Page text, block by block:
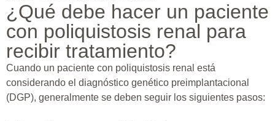
¿Qué debe hacer un paciente
con poliquistosis renal para
recibir tratamiento?
Cuando un paciente con poliquistosis renal está
considerando el diagnóstico genético preimplantacional
(DGP), generalmente se deben seguir los siguientes pasos: